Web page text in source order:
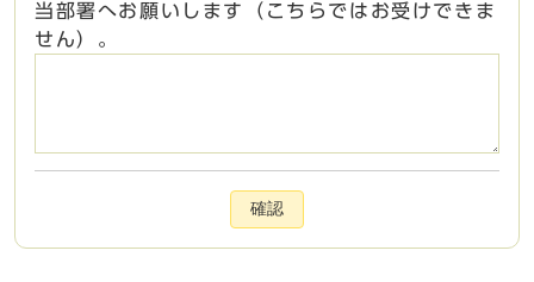
当部署へお願いします（こちらではお受けできま
せん）。
確認